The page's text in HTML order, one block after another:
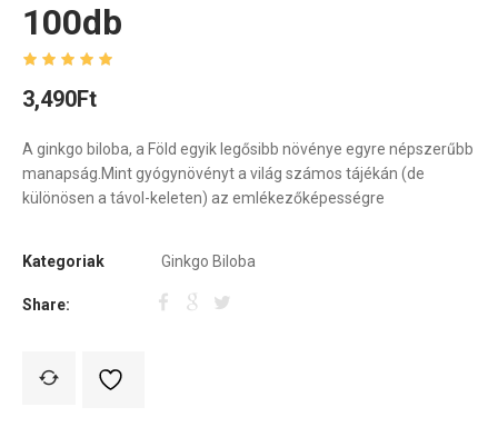
100db
3,490Ft
A ginkgo biloba, a Föld egyik legősibb növénye egyre népszerűbb
manapság.Mint gyógynövényt a világ számos tájékán (de
különösen a távol-keleten) az emlékezőképességre
Kategoriak Ginkgo Biloba
Share: